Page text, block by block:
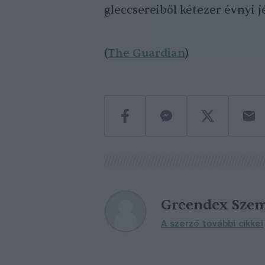
gleccsereiből kétezer évnyi
(The Guardian)
Greendex
A szerző további cikkei